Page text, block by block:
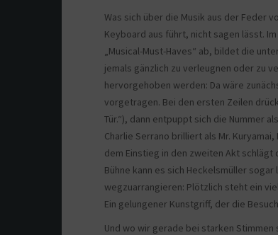
Was sich über die Musik aus der Feder
Keyboard aus führt, nicht sagen lässt.
„Musical-Must-Haves“ ab, bildet die
jemals gänzlich zu verleugnen oder zu
hervorgehoben werden: Da wäre
vorgetragen. Bei den ersten Zeilen
Tür.“), dann entpuppt sich die Nummer
Charlie Serrano brilliert als Mr.
dem Einstieg in den zweiten Akt
Bühne kann es sich Heckelsmüller
wegzuarrangieren: Plötzlich steht ein
Ein gelungener Kunstgriff, der die
Und wo wir gerade bei starken